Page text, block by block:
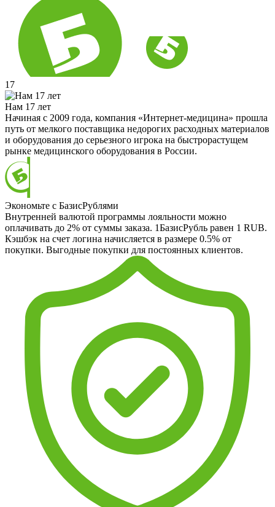
17
Нам 17 лет
Начиная с 2009 года, компания «Интернет-медицина» прошла
путь от мелкого поставщика недорогих расходных материалов
и оборудования до серьезного игрока на быстрорастущем
рынке медицинского оборудования в России.
Экономьте с БазисРублями
Внутренней валютой программы лояльности можно
оплачивать до 2% от суммы заказа. 1БазисРубль равен 1 RUB.
Кэшбэк на счет логина начисляется в размере 0.5% от
покупки. Выгодные покупки для постоянных клиентов.